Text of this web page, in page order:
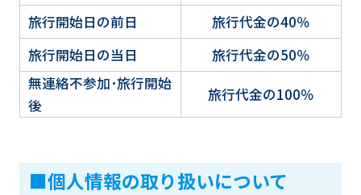
旅行開始日の前日
旅行代金の40％
旅行開始日の当日
旅行代金の50％
無連絡不参加･旅行開始
後
旅行代金の100％
■個人情報の取り扱いについて